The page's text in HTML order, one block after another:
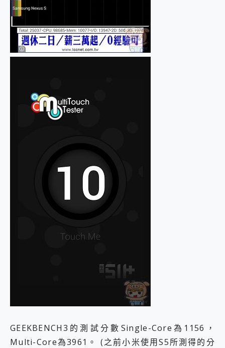
GEEKBENCH3的測試分數Single-Core為1156，
Multi-Core為3961。 (之前小米使用S5所測得的分